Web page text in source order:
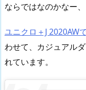
ならではなのかなー、
ユニクロ＋J 2020AW
わせて、カジュアル
れています。